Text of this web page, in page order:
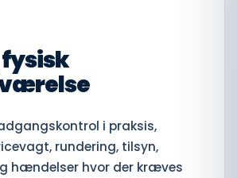
i praksis,
rundering, tilsyn,
hændelser hvor der kræves